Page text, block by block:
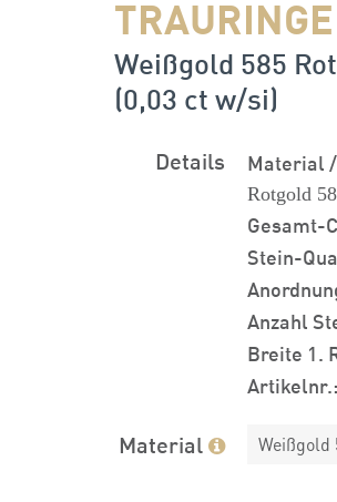
Weißgold 585
(0,03 ct w/si)
Details Material
Rotgold
Gesamt-
Stein-
Anzahl
Breite 1.
Artikelnr.:
Material Weißgold